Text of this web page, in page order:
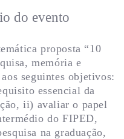
do evento
proposta “10
memória e
seguintes objetivos:
essencial da
ii) avaliar o papel
do FIPED,
na graduação,